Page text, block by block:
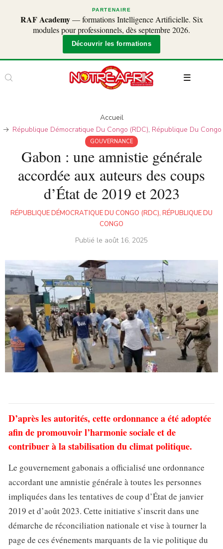
PARTENAIRE
RAF Academy— formations Intelligence Artificielle. Six
modules pour professionnels, dès septembre 2026.
Découvrir les formations
Accueil
République Démocratique Du Congo (RDC), République Du Congo
GOUVERNANCE
Gabon : une amnistie générale
accordée aux auteurs des coups
d’État de 2019 et 2023
RÉPUBLIQUE DÉMOCRATIQUE DU CONGO (RDC), RÉPUBLIQUE DU
CONGO
Publié le août 16, 2025
D’après les autorités, cette ordonnance a été adoptée
afin de promouvoir l’harmonie sociale et de
contribuer à la stabilisation du climat politique.
Le gouvernement gabonais a officialisé une ordonnance
accordant une amnistie générale à toutes les personnes
impliquées dans les tentatives de coup d’État de janvier
2019 et d’août 2023. Cette initiative s’inscrit dans une
démarche de réconciliation nationale et vise à tourner la
page de ces événements marquants de la vie politique du